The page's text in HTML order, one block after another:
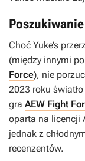
Choć Yuke’s
(między innymi
Force), nie
2023 roku
gra AEW Fight
oparta na licencji
jednak z
recenzentów.